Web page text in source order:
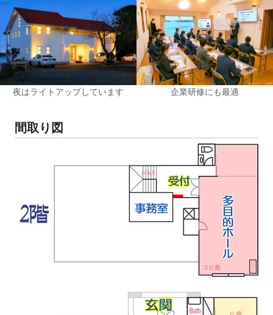
夜はライトアップしています 企業研修にも最適
間取り図